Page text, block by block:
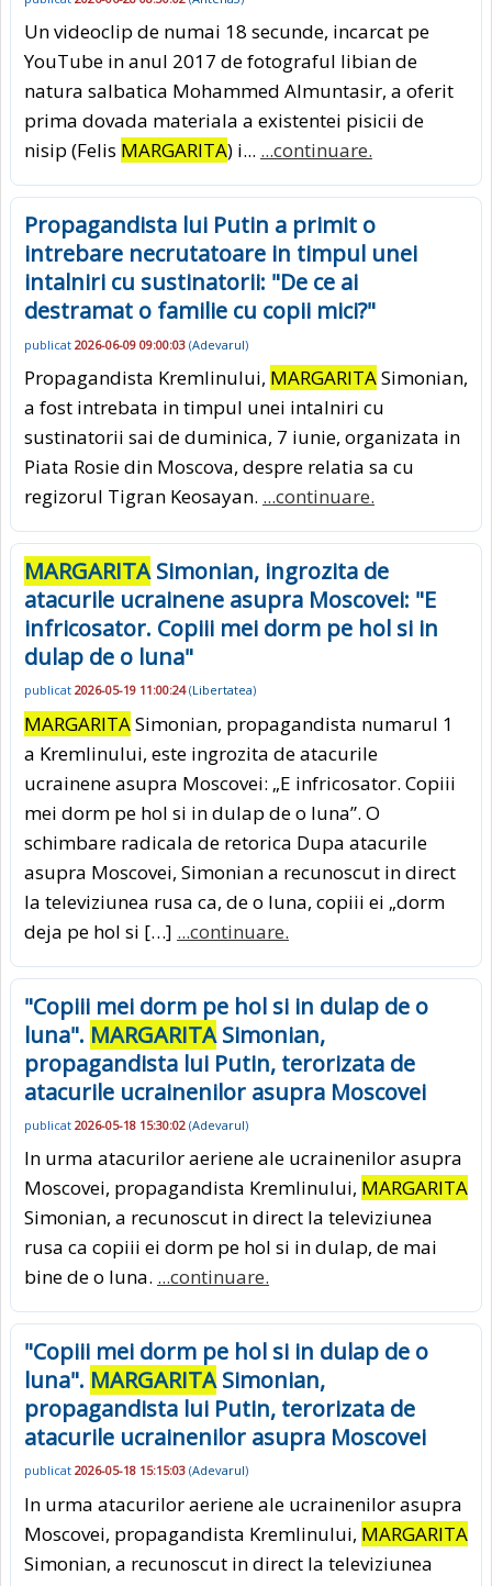
Un videoclip de numai 18 secunde, incarcat pe
YouTube in anul 2017 de fotograful libian de
natura salbatica Mohammed Almuntasir, a oferit
prima dovada materiala a existentei pisicii de
nisip (Felis MARGARITA) i... ...continuare.
Propagandista lui Putin a primit o
intrebare necrutatoare in timpul unei
intalniri cu sustinatorii: "De ce ai
destramat o familie cu copii mici?"
publicat 2026-06-09 09:00:03 (Adevarul)
Propagandista Kremlinului, MARGARITASimonian,
a fost intrebata in timpul unei intalniri cu
sustinatorii sai de duminica, 7 iunie, organizata in
Piata Rosie din Moscova, despre relatia sa cu
regizorul Tigran Keosayan. ...continuare.
MARGARITASimonian, ingrozita de
atacurile ucrainene asupra Moscovei: "E
infricosator. Copiii mei dorm pe hol si in
dulap de o luna"
publicat 2026-05-19 11:00:24(Libertatea)
MARGARITASimonian, propagandista numarul 1
a Kremlinului, este ingrozita de atacurile
ucrainene asupra Moscovei: „E infricosator. Copiii
mei dorm pe hol si in dulap de o luna”. O
schimbare radicala de retorica Dupa atacurile
asupra Moscovei, Simonian a recunoscut in direct
la televiziunea rusa ca, de o luna, copiii ei „dorm
deja pe hol si […] ...continuare.
"Copiii mei dorm pe hol si in dulap de o
luna". MARGARITASimonian,
propagandista lui Putin, terorizata de
atacurile ucrainenilor asupra Moscovei
publicat 2026-05-18 15:30:02 (Adevarul)
In urma atacurilor aeriene ale ucrainenilor asupra
Moscovei, propagandista Kremlinului, MARGARITA
Simonian, a recunoscut in direct la televiziunea
rusa ca copiii ei dorm pe hol si in dulap, de mai
bine de o luna. ...continuare.
"Copiii mei dorm pe hol si in dulap de o
luna". MARGARITASimonian,
propagandista lui Putin, terorizata de
atacurile ucrainenilor asupra Moscovei
publicat 2026-05-18 15:15:03 (Adevarul)
In urma atacurilor aeriene ale ucrainenilor asupra
Moscovei, propagandista Kremlinului, MARGARITA
Simonian, a recunoscut in direct la televiziunea